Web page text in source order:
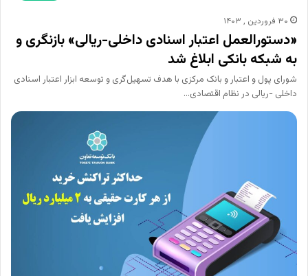
۳۰ فروردین , ۱۴۰۳
«دستورالعمل اعتبار اسنادی داخلی‏-ریالی» بازنگری و
به شبکه بانکی ابلاغ شد
شورای پول و اعتبار و بانک مرکزی با هدف تسهیل‌گری و توسعه ابزار اعتبار اسنادی
داخلی ‏‏-ریالی در نظام اقتصادی…